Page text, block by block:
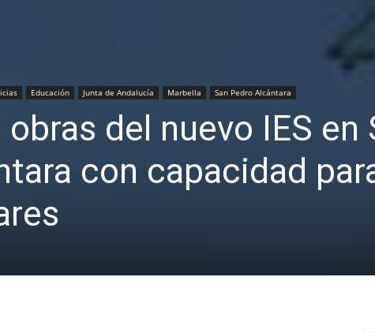
Educación Junta de Andalucía Marbella San Pedro Alcántara
del nuevo IES en
con capacidad